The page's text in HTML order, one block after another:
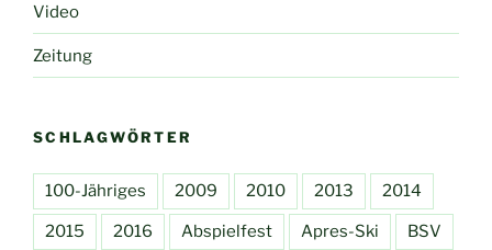
Video
Zeitung
SCHLAGWÖRTER
100-Jähriges 2009 2010 2013 2014
2015 2016 Abspielfest Apres-Ski BSV